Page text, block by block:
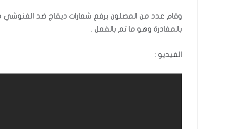
وقام عدد من المصلون برفع شعارات ديقاج ضد الغنوشي
بالمغادرة وهو ما تم بالفعل .
الفيديو :